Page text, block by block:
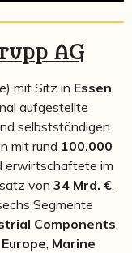
AG
) mit Sitz in Essen
aufgestellte
selbstständigen
mit rund 100.000
erwirtschaftete im
von 34 Mrd. €.
Segmente
Components
Marine